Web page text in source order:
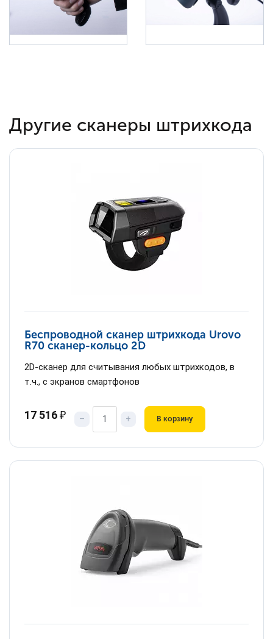
Другие сканеры штрихкода
Беспроводной сканер штрихкода Urovo
R70 сканер-кольцо 2D
2D-сканер для считывания любых штрихкодов, в
т.ч., с экранов смартфонов
17 516₽ – + В корзину